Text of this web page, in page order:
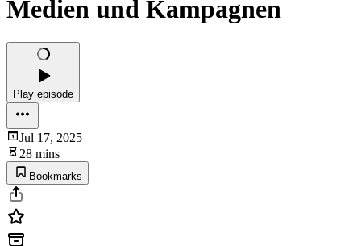
Medien und Kampagnen
Play episode
Jul 17, 2025
28 mins
Bookmarks